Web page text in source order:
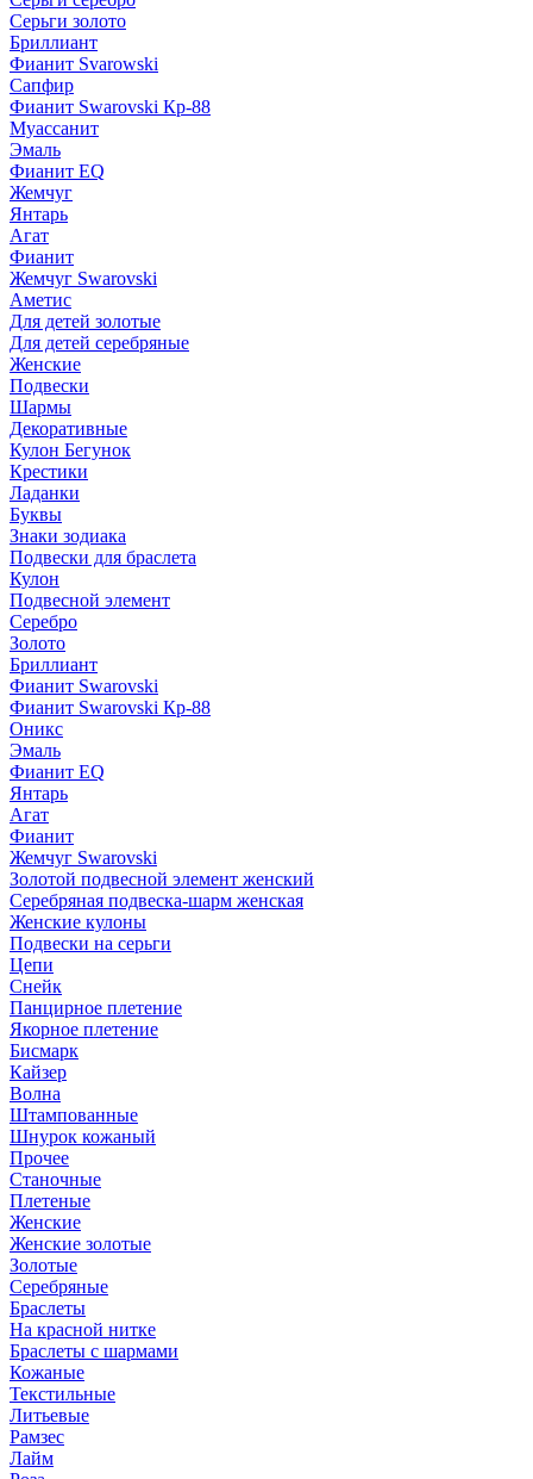
Серьги золото
Бриллиант
Фианит Svarowski
Сапфир
Фианит Swarovski Кр-88
Муассанит
Эмаль
Фианит EQ
Жемчуг
Янтарь
Агат
Фианит
Жемчуг Swarovski
Аметис
Для детей золотые
Для детей серебряные
Женские
Подвески
Шармы
Декоративные
Кулон Бегунок
Крестики
Ладанки
Буквы
Знаки зодиака
Подвески для браслета
Кулон
Подвесной элемент
Серебро
Золото
Бриллиант
Фианит Swarovski
Фианит Swarovski Кр-88
Оникс
Эмаль
Фианит EQ
Янтарь
Агат
Фианит
Жемчуг Swarovski
Золотой подвесной элемент женcкий
Серебряная подвеска-шарм женская
Женские кулоны
Подвески на серьги
Цепи
Снейк
Панцирное плетение
Якорное плетение
Бисмарк
Кайзер
Волна
Штампованные
Шнурок кожаный
Прочее
Станочные
Плетеные
Женские
Женские золотые
Золотые
Серебряные
Браслеты
На красной нитке
Браслеты с шармами
Кожаные
Текстильные
Литьевые
Рамзес
Лайм